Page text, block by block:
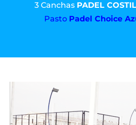
3 Canchas PADEL
Pasto Padel Choice